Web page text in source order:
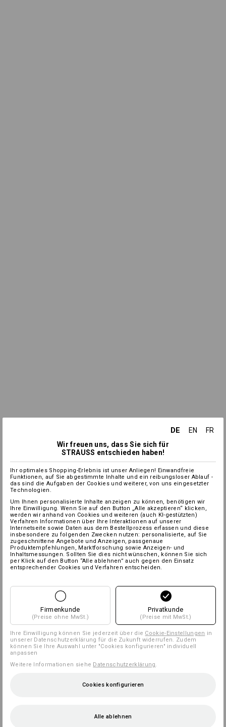
DE EN
FR
Wir freuen uns, dass Sie sich für
STRAUSS entschieden haben!
Ihr optimales Shopping-Erlebnis ist unser Anliegen! Einwandfreie
Funktionen, auf Sie abgestimmte Inhalte und ein reibungsloser Ablauf -
das sind die Aufgaben der Cookies und weiterer, von uns eingesetzter
Technologien.
Um Ihnen personalisierte Inhalte anzeigen zu können, benötigen wir
Ihre Einwilligung. Wenn Sie auf den Button „Alle akzeptieren“ klicken,
werden wir anhand von Cookies und weiteren (auch KI-gestützten)
Verfahren Informationen über Ihre Interaktionen auf unserer
Internetseite sowie Daten aus dem Bestellprozess erfassen und diese
insbesondere zu folgenden Zwecken nutzen: personalisierte, auf Sie
zugeschnittene Angebote und Anzeigen, passgenaue
Produktempfehlungen, Marktforschung sowie Anzeigen- und
Inhaltsmessungen. Sollten Sie dies nicht wünschen, können Sie sich
per Klick auf den Button “Alle ablehnen” auch gegen den Einsatz
entsprechender Cookies und Verfahren entscheiden.
Firmenkunde
(Preise ohne MwSt.)
Privatkunde
(Preise mit MwSt.)
Ihre Einwilligung können Sie jederzeit über die Cookie-Einstellungen in
unserer Datenschutzerklärung für die Zukunft widerrufen. Zudem
können Sie Ihre Auswahl unter "Cookies konfigurieren" individuell
anpassen
Weitere Informationen siehe Datenschutzerklärung.
Cookies konfigurieren
Alle ablehnen